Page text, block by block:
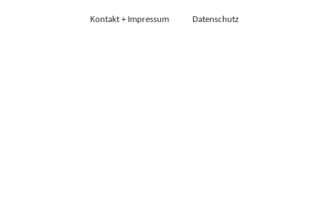
Kontakt + Impressum Datenschutz